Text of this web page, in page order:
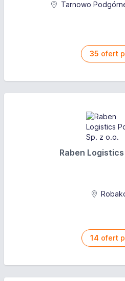
Tarnowo
35 ofert
Raben
14 ofert